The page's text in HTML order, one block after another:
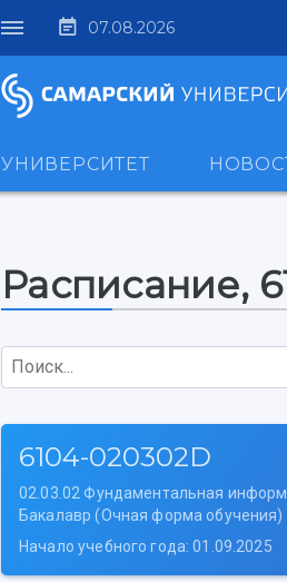
07.08.2026
УНИВЕРСИТЕТ
Расписание,
Поиск...
6104-020302D
02.03.02 Фундаментальная
Бакалавр (Очная форма обучения)
Начало учебного года: 01.09.2025